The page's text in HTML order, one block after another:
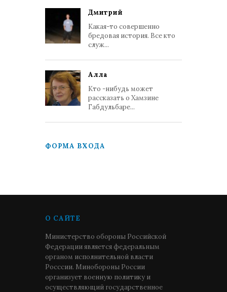
Дмитрий
Какая-то совершенно
бредовая история. Все кто
служ...
Алла
Кто -нибудь может
рассказать о Хамзине
Габдульбаре...
ФОРМА ВХОДА
О САЙТЕ
Министерство обороны Российской
Федерации является федеральным
органом исполнительной власти
Росссии. Минобороны России
организует военную политику и
осуществляющий государственное